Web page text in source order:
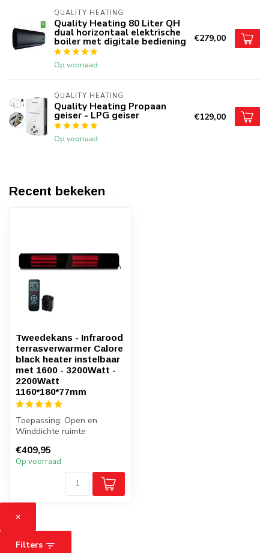
QUALITY HEATING
Quality Heating 80 Liter QH
dual horizontaal elektrische
boiler met digitale bediening
Op voorraad
€279,00
QUALITY HEATING
Quality Heating Propaan
geiser - LPG geiser
Op voorraad
€129,00
Recent bekeken
Tweedekans - Infrarood
terrasverwarmer Calore
black heater instelbaar
met 1600 - 3200Watt -
2200Watt
1160*180*77mm
Toepassing: Open en
Winddichte ruimte
Hoogwaardige kw...
€409,95
Op voorraad
×
Filters